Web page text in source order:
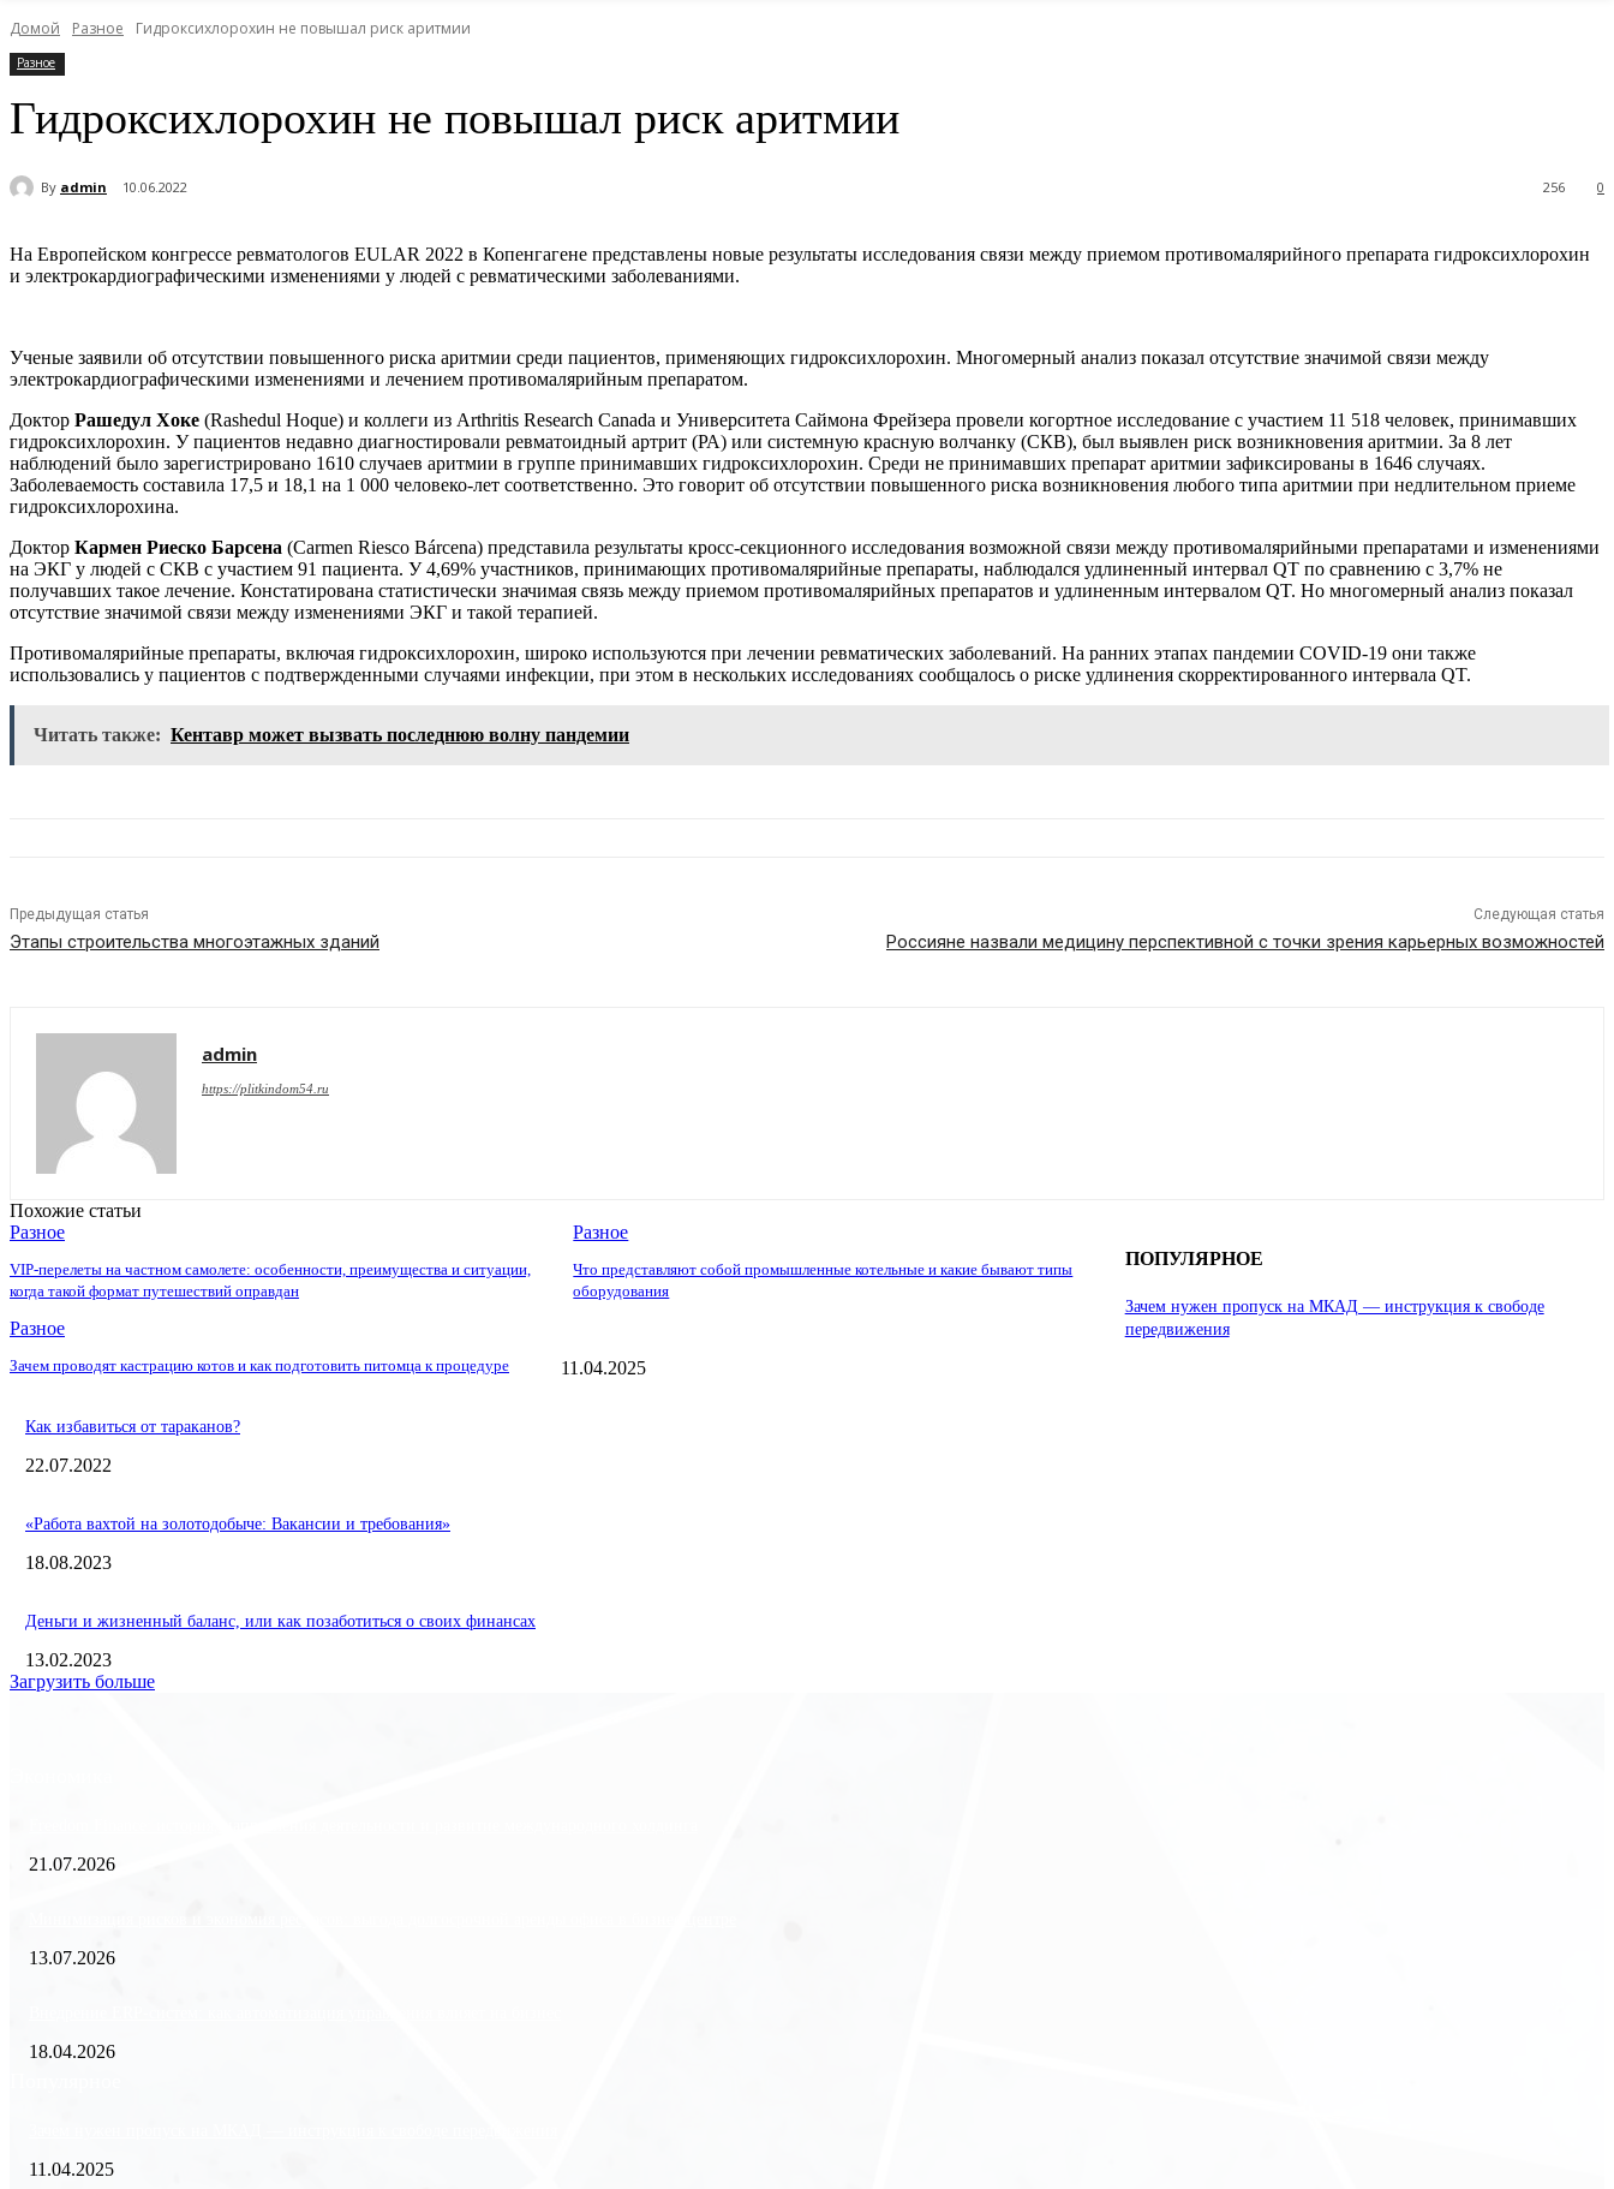
Домой Разное Гидроксихлорохин не повышал риск аритмии
Разное
Гидроксихлорохин не повышал риск аритмии
By admin 10.06.2022 0
256
На Европейском конгрессе ревматологов EULAR 2022 в Копенгагене представлены новые результаты исследования связи между приемом противомалярийного препарата гидроксихлорохин
и электрокардиографическими изменениями у людей с ревматическими заболеваниями.
Ученые заявили об отсутствии повышенного риска аритмии среди пациентов, применяющих гидроксихлорохин. Многомерный анализ показал отсутствие значимой связи между
электрокардиографическими изменениями и лечением противомалярийным препаратом.
Доктор Рашедул Хоке (Rashedul Hoque) и коллеги из Arthritis Research Canada и Университета Саймона Фрейзера провели когортное исследование с участием 11 518 человек, принимавших
гидроксихлорохин. У пациентов недавно диагностировали ревматоидный артрит (РА) или системную красную волчанку (СКВ), был выявлен риск возникновения аритмии. За 8 лет
наблюдений было зарегистрировано 1610 случаев аритмии в группе принимавших гидроксихлорохин. Среди не принимавших препарат аритмии зафиксированы в 1646 случаях.
Заболеваемость составила 17,5 и 18,1 на 1 000 человеко-лет соответственно. Это говорит об отсутствии повышенного риска возникновения любого типа аритмии при недлительном приеме
гидроксихлорохина.
Доктор Кармен Риеско Барсена (Carmen Riesco Bárcena) представила результаты кросс-секционного исследования возможной связи между противомалярийными препаратами и изменениями
на ЭКГ у людей с СКВ с участием 91 пациента. У 4,69% участников, принимающих противомалярийные препараты, наблюдался удлиненный интервал QT по сравнению с 3,7% не
получавших такое лечение. Констатирована статистически значимая связь между приемом противомалярийных препаратов и удлиненным интервалом QT. Но многомерный анализ показал
отсутствие значимой связи между изменениями ЭКГ и такой терапией.
Противомалярийные препараты, включая гидроксихлорохин, широко используются при лечении ревматических заболеваний. На ранних этапах пандемии COVID-19 они также
использовались у пациентов с подтвержденными случаями инфекции, при этом в нескольких исследованиях сообщалось о риске удлинения скорректированного интервала QT.
Читать также: Кентавр может вызвать последнюю волну пандемии
Предыдущая статья
Этапы строительства многоэтажных зданий
Следующая статья
Россияне назвали медицину перспективной с точки зрения карьерных возможностей
admin
https://plitkindom54.ru
Похожие статьи
Разное
VIP-перелеты на частном самолете: особенности, преимущества и ситуации,
когда такой формат путешествий оправдан
Разное
Что представляют собой промышленные котельные и какие бывают типы
оборудования
Разное
Зачем проводят кастрацию котов и как подготовить питомца к процедуре
ПОПУЛЯРНОЕ
Зачем нужен пропуск на МКАД — инструкция к свободе
передвижения
11.04.2025
Как избавиться от тараканов?
22.07.2022
«Работа вахтой на золотодобыче: Вакансии и требования»
18.08.2023
Деньги и жизненный баланс, или как позаботиться о своих финансах
13.02.2023
Загрузить больше
21.07.2026
13.07.2026
18.04.2026
11.04.2025